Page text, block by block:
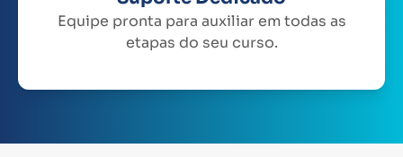
Equipe pronta para auxiliar em todas as
etapas do seu curso.